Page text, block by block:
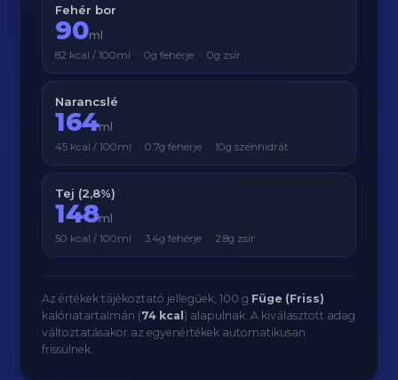
Fehér bor
90ml
82 kcal / 100ml · 0g fehérje · 0g zsír
Narancslé
164ml
45 kcal / 100ml · 0.7g fehérje · 10g szénhidrát
Tej (2,8%)
148ml
50 kcal / 100ml · 3.4g fehérje · 2.8g zsír
Az értékek tájékoztató jellegűek, 100 g Füge (Friss)
kalóriatartalmán (74 kcal ) alapulnak. A kiválasztott adag
változtatásakor az egyenértékek automatikusan
frissülnek.